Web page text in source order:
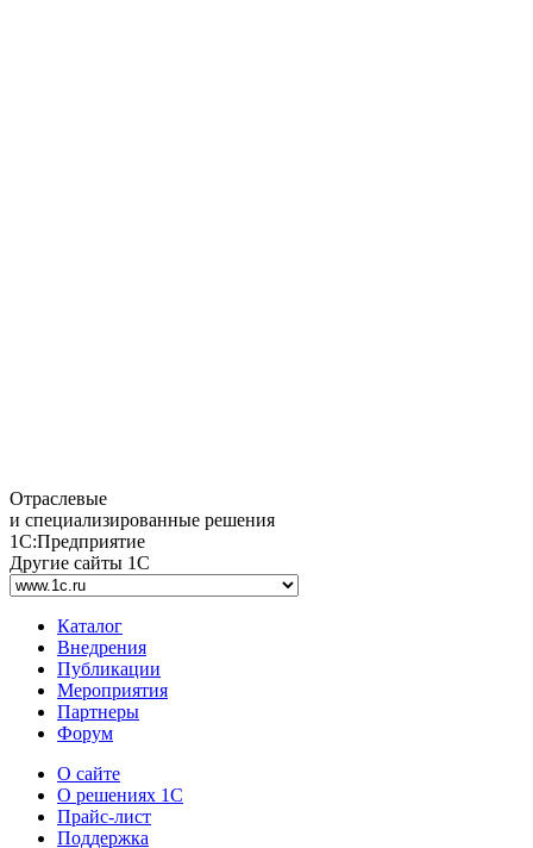
Отраслевые
и специализированные решения
1С:Предприятие
Другие сайты 1С
Каталог
Внедрения
Публикации
Мероприятия
Партнеры
Форум
О сайте
О решениях 1С
Прайс-лист
Поддержка